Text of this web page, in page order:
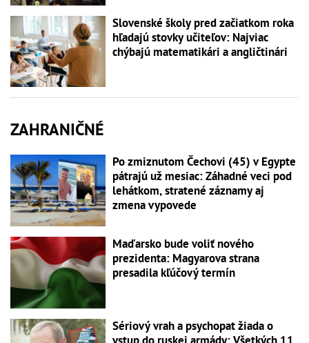
Slovenské školy pred začiatkom roka
hľadajú stovky učiteľov: Najviac
chýbajú matematikári a angličtinári
ZAHRANIČNÉ
Po zmiznutom Čechovi (45) v Egypte
pátrajú už mesiac: Záhadné veci pod
lehátkom, stratené záznamy aj
zmena vypovede
Maďarsko bude voliť nového
prezidenta: Magyarova strana
presadila kľúčový termín
Sériový vrah a psychopat žiada o